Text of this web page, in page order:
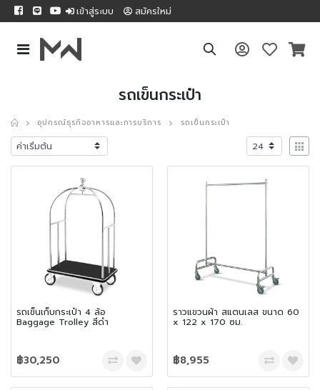
เข้าสู่ระบบ สมัครใหม่
รถเข็นกระเป๋า
อุปกรณ์ธุรกิจอาหารและการบริการ รถเข็นกระเป๋า
รถเข็นเก็บกระเป๋า 4 ล้อ
Baggage Trolley สีดำ
฿30,250
ราวแขวนผ้า สแตนเลส ขนาด 60
x 122 x 170 ซม.
฿8,955